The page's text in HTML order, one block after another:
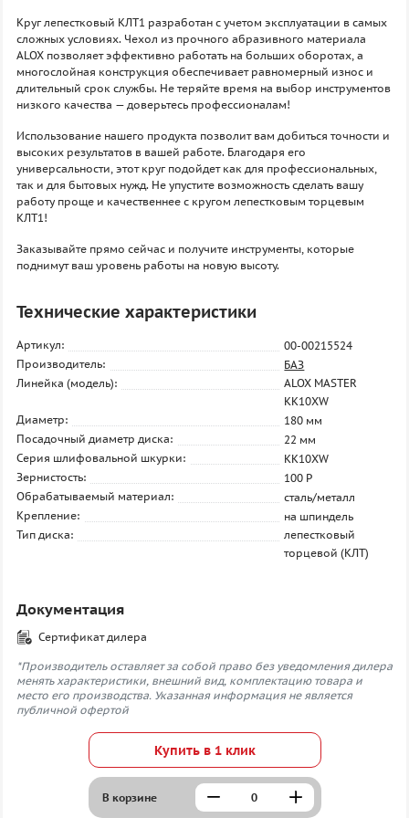
Круг лепестковый КЛТ1 разработан с учетом эксплуатации в самых
сложных условиях. Чехол из прочного абразивного материала
ALOX позволяет эффективно работать на больших оборотах, а
многослойная конструкция обеспечивает равномерный износ и
длительный срок службы. Не теряйте время на выбор инструментов
низкого качества — доверьтесь профессионалам!
Использование нашего продукта позволит вам добиться точности и
высоких результатов в вашей работе. Благодаря его
универсальности, этот круг подойдет как для профессиональных,
так и для бытовых нужд. Не упустите возможность сделать вашу
работу проще и качественнее с кругом лепестковым торцевым
КЛТ1!
Заказывайте прямо сейчас и получите инструменты, которые
поднимут ваш уровень работы на новую высоту.
Технические характеристики
Артикул:
00-00215524
Производитель:
БАЗ
Линейка (модель):
ALOX MASTER
KK10XW
Диаметр:
180 мм
Посадочный диаметр диска:
22 мм
Серия шлифовальной шкурки:
KK10XW
Зернистость:
100 P
Обрабатываемый материал:
сталь/металл
Крепление:
на шпиндель
Тип диска:
лепестковый
торцевой (КЛТ)
Документация
Сертификат дилера
*Производитель оставляет за собой право без уведомления дилера
менять характеристики, внешний вид, комплектацию товара и
место его производства. Указанная информация не является
публичной офертой
Купить в 1 клик
В корзине